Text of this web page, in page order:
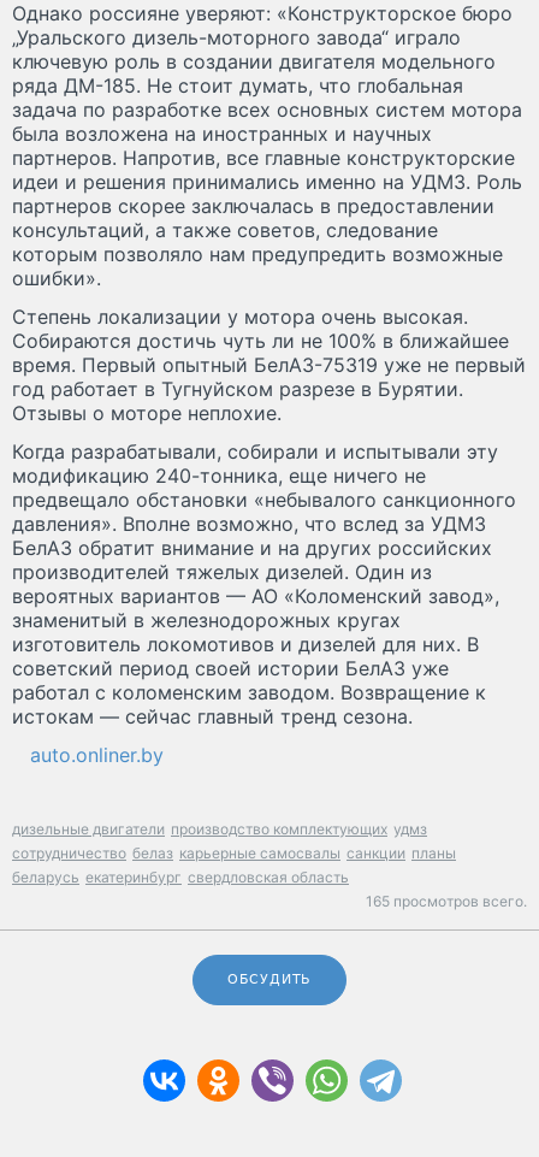
Однако россияне уверяют: «Конструкторское бюро
„Уральского дизель-моторного завода“ играло
ключевую роль в создании двигателя модельного
ряда ДМ-185. Не стоит думать, что глобальная
задача по разработке всех основных систем мотора
была возложена на иностранных и научных
партнеров. Напротив, все главные конструкторские
идеи и решения принимались именно на УДМЗ. Роль
партнеров скорее заключалась в предоставлении
консультаций, а также советов, следование
которым позволяло нам предупредить возможные
ошибки».
Степень локализации у мотора очень высокая.
Собираются достичь чуть ли не 100% в ближайшее
время. Первый опытный БелАЗ-75319 уже не первый
год работает в Тугнуйском разрезе в Бурятии.
Отзывы о моторе неплохие.
Когда разрабатывали, собирали и испытывали эту
модификацию 240-тонника, еще ничего не
предвещало обстановки «небывалого санкционного
давления». Вполне возможно, что вслед за УДМЗ
БелАЗ обратит внимание и на других российских
производителей тяжелых дизелей. Один из
вероятных вариантов — АО «Коломенский завод»,
знаменитый в железнодорожных кругах
изготовитель локомотивов и дизелей для них. В
советский период своей истории БелАЗ уже
работал с коломенским заводом. Возвращение к
истокам — сейчас главный тренд сезона.
auto.onliner.by
дизельные двигатели производство комплектующих удмз
сотрудничество белаз карьерные самосвалы санкции планы
беларусь екатеринбург свердловская область
165 просмотров всего.
ОБСУДИТЬ